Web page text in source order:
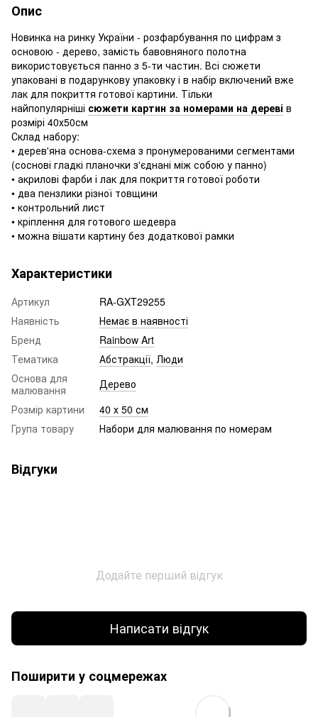
Опис
Новинка на ринку України - розфарбування по цифрам з
основою - дерево, замість бавовняного полотна
використовується панно з 5-ти частин. Всі сюжети
упаковані в подарункову упаковку і в набір включений вже
лак для покриття готової картини. Тільки
найпопулярніші сюжети картин за номерами на дереві в
розмірі 40х50см
Склад набору:
• дерев'яна основа-схема з пронумерованими сегментами
(соснові гладкі планочки з'єднані між собою у панно)
• акрилові фарби і лак для покриття готової роботи
• два пензлики різної товщини
• контрольний лист
• кріплення для готового шедевра
• можна вішати картину без додаткової рамки
Характеристики
Артикул
RA-GXT29255
Наявність
Немає в наявності
Бренд
Rainbow Art
Тематика
Абстракції, Люди
Основа для
малювання
Дерево
Розмір картини
40 х 50 см
Група товару
Набори для малювання по номерам
Відгуки
Додайте перший відгук
Написати відгук
Поширити у соцмережах